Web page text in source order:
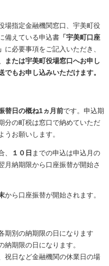
場指定金融機関窓口、宇美町役
備えている申込書 「宇美町口座
に必要事項をご記入いただき、
または宇美町役場窓口へお申し
もお申し込みいただけます。
替日の概ね1ヵ月前です。申込期
分の町税は窓口で納めていただ
うお願いします。
、 １０日 までの申込は申込月の
月納期限から口座振替が開始さ
から口座振替が開始されます。
期別の納期限の日になります
期限の日になります。
祝日など金融機関の休業日の場